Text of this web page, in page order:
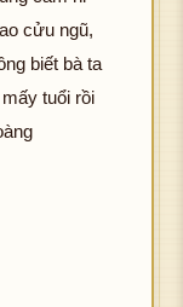
cửu ngũ,
biết bà ta
tuổi rồi